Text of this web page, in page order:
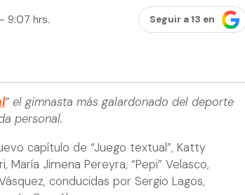
9:07 hrs. Seguir a 13 en
” el gimnasta más galardonado del deporte
personal.
capítulo de “Juego textual”, Katty
María Jimena Pereyra, “Pepi” Velasco,
conducidas por Sergio Lagos,